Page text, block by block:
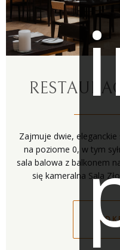
Zajmuje dwie,
na poziome 0, w tym
sala balowa z balkonem